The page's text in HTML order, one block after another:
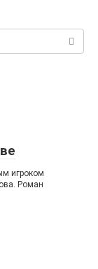
игроком
Роман